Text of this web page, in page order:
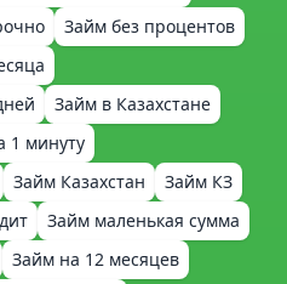
Займ без процентов
Займ в Казахстане
1 минуту
Займ Казахстан
Займ КЗ
Займ маленькая сумма
Займ на 12 месяцев